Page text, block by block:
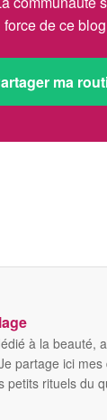
force de ce
ma
à la beauté,
partage ici
rituels du